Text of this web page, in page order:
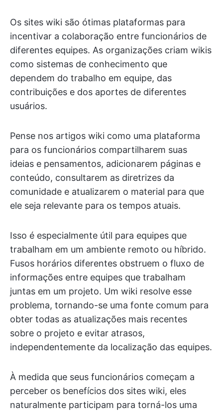
Os sites wiki são ótimas plataformas para
incentivar a colaboração entre funcionários de
diferentes equipes. As organizações criam wikis
como sistemas de conhecimento que
dependem do trabalho em equipe, das
contribuições e dos aportes de diferentes
usuários.
Pense nos artigos wiki como uma plataforma
para os funcionários compartilharem suas
ideias e pensamentos, adicionarem páginas e
conteúdo, consultarem as diretrizes da
comunidade e atualizarem o material para que
ele seja relevante para os tempos atuais.
Isso é especialmente útil para equipes que
trabalham em um ambiente remoto ou híbrido.
Fusos horários diferentes obstruem o fluxo de
informações entre equipes que trabalham
juntas em um projeto. Um wiki resolve esse
problema, tornando-se uma fonte comum para
obter todas as atualizações mais recentes
sobre o projeto e evitar atrasos,
independentemente da localização das equipes.
À medida que seus funcionários começam a
perceber os benefícios dos sites wiki, eles
naturalmente participam para torná-los uma